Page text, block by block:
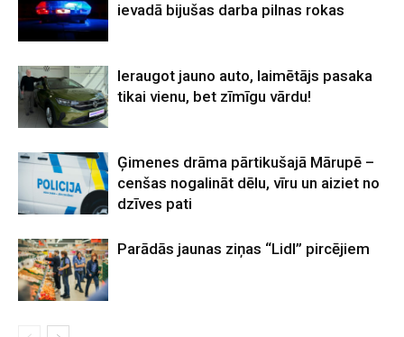
ievadā bijušas darba pilnas rokas
Ieraugot jauno auto, laimētājs pasaka
tikai vienu, bet zīmīgu vārdu!
Ģimenes drāma pārtikušajā Mārupē –
cenšas nogalināt dēlu, vīru un aiziet no
dzīves pati
Parādās jaunas ziņas “Lidl” pircējiem